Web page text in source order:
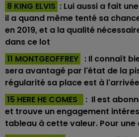
8 KING ELVIS : Lui aussi a fait
il a quand même tenté sa
en 2019, et a la qualité
dans ce lot
11 MONTGEOFFREY : Il connaît
sera avantagé par l'état de la
régularité sa place est à
15 HERE HE COMES
: Il est
et trouve un engagement
tableau à cette valeur. Pour une